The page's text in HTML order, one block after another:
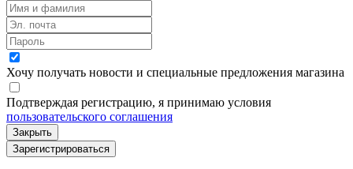
Хочу получать новости и специальные предложения магазина
Подтверждая регистрацию, я принимаю условия
пользовательского соглашения
Закрыть
Зарегистрироваться